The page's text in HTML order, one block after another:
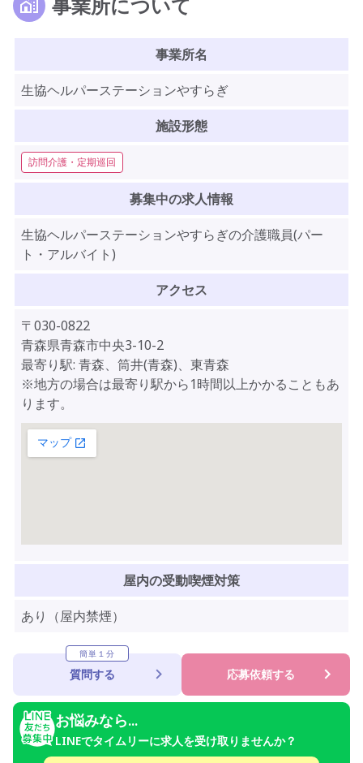
事業所について
事業所名
生協ヘルパーステーションやすらぎ
施設形態
訪問介護・定期巡回
募集中の求人情報
生協ヘルパーステーションやすらぎの介護職員(パー
ト・アルバイト)
アクセス
〒030-0822
青森県青森市中央3-10-2
最寄り駅: 青森、筒井(青森)、東青森
※地方の場合は最寄り駅から1時間以上かかることもあ
ります。
屋内の受動喫煙対策
あり（屋内禁煙）
簡単１分
質問する 応募依頼する
お悩みなら...
LINEでタイムリーに求人を受け取りませんか？